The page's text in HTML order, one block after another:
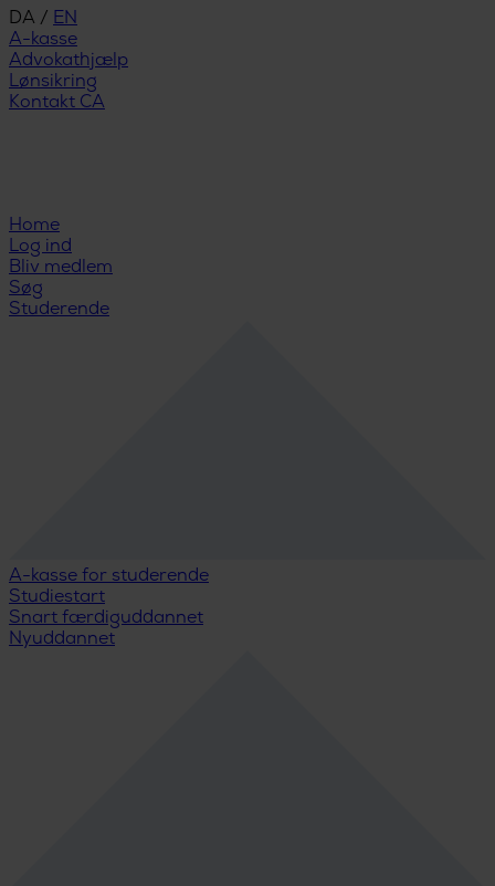
DA / EN
A-kasse
Advokathjælp
Lønsikring
Kontakt CA
Home
Log ind
Bliv medlem
Søg
Studerende
A-kasse for studerende
Studiestart
Snart færdiguddannet
Nyuddannet